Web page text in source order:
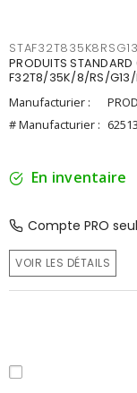
PRODUITS STANDARD
F32T8/35K/8/RS/G13/
Manufacturier :
# Manufacturier : 62513
En inventaire
Compte PRO
VOIR LES DÉTAILS